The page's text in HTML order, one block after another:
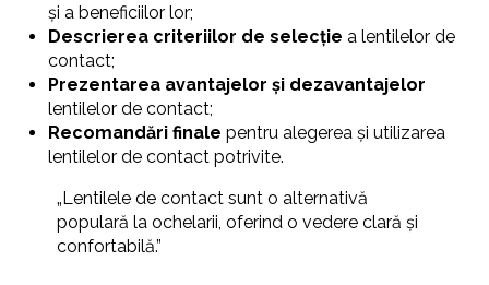
și a beneficiilor lor;
Descrierea criteriilor de selecție a lentilelor de
contact;
Prezentarea avantajelor și dezavantajelor
lentilelor de contact;
Recomandări finale pentru alegerea și utilizarea
lentilelor de contact potrivite.
„Lentilele de contact sunt o alternativă
populară la ochelarii, oferind o vedere clară și
confortabilă.”